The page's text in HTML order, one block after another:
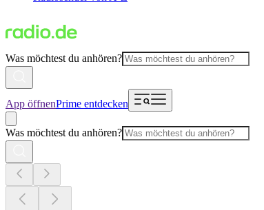
Was möchtest du anhören?
App öffnenPrime entdecken
Was möchtest du anhören?